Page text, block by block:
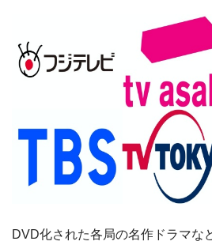
DVD化された各局の名作ドラマな